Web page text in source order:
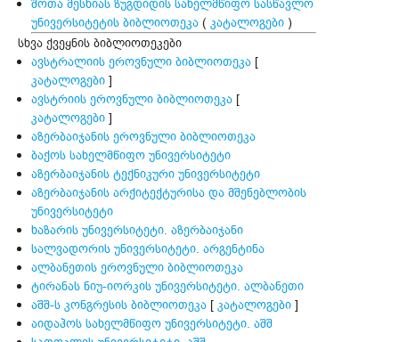
შოთა მესხიას ზუგდიდის სახელმწიფო სასწავლო
უნივერსიტეტის ბიბლიოთეკა ( კატალოგები )
სხვა ქვეყნის ბიბლიოთეკები
ავსტრალიის ეროვნული ბიბლიოთეკა [
კატალოგები ]
ავსტრიის ეროვნული ბიბლიოთეკა [
კატალოგები ]
აზერბაიჯანის ეროვნული ბიბლიოთეკა
ბაქოს სახელმწიფო უნივერსიტეტი
აზერბაიჯანის ტექნიკური უნივერსიტეტი
აზერბაიჯანის არქიტექტურისა და მშენებლობის
უნივერსიტეტი
ხაზარის უნივერსიტეტი. აზერბაიჯანი
სალვადორის უნივერსიტეტი. არგენტინა
ალბანეთის ეროვნული ბიბლიოთეკა
ტირანას ნიუ-იორკის უნივერსიტეტი. ალბანეთი
აშშ-ს კონგრესის ბიბლიოთეკა [ კატალოგები ]
აიდაჰოს სახელმწიფო უნივერსიტეტი. აშშ